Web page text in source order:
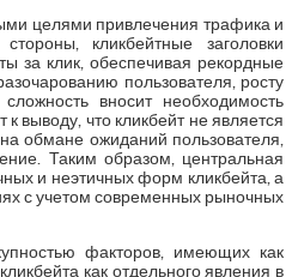
целями привлечения трафика и
кликбейтные заголовки
за клик, обеспечивая рекордные
пользователя, росту
вносит необходимость
выводу, что кликбейт не является
обмане ожиданий пользователя,
Таким образом, центральная
и неэтичных форм кликбейта, а
с учетом современных рыночных
факторов, имеющих как
как отдельного явления в